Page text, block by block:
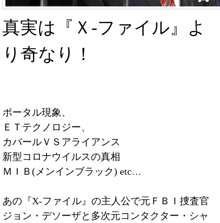
真実は『Ｘ-ファイル』よ
り奇なり！
ポータル現象、
ＥＴテクノロジー、
カバールＶＳアライアンス
新型コロナウイルスの真相
ＭＩＢ(メンインブラック) etc…
あの『X-ファイル』の主人公で元ＦＢＩ捜査官
ジョン・デソーザと多次元コンタクター・シャ